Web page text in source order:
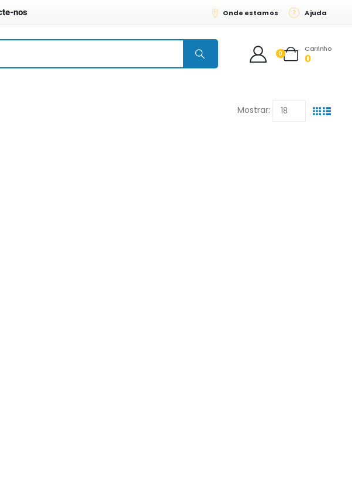
nos Onde estamos Ajuda
0 Carrinho
0
Mostrar: